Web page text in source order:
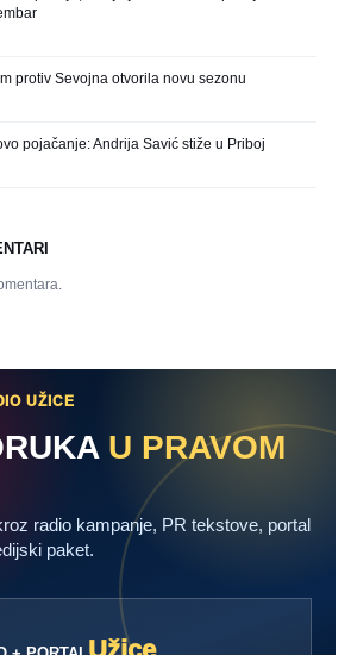
protiv Sevojna otvorila novu sezonu
pojačanje: Andrija Savić stiže u Priboj
UŽICE
U PRAVOM
radio kampanje, PR tekstove, portal
paket.